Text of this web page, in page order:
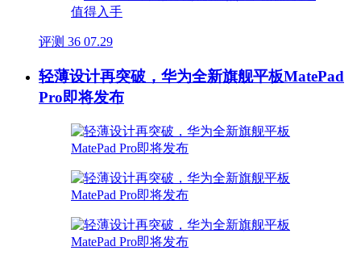
评测 36 07.29
轻薄设计再突破，华为全新旗舰平板MatePad
Pro即将发布